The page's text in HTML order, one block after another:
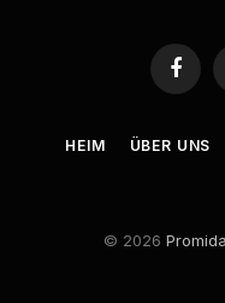
HEIM ÜBER UNS
© 2026